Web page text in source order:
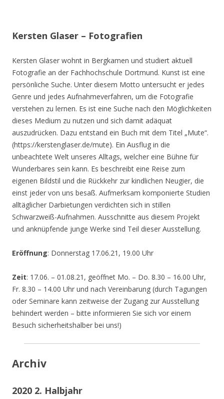
Kersten Glaser – Fotografien
Kersten Glaser wohnt in Bergkamen und studiert aktuell
Fotografie an der Fachhochschule Dortmund. Kunst ist eine
persönliche Suche. Unter diesem Motto untersucht er jedes
Genre und jedes Aufnahmeverfahren, um die Fotografie
verstehen zu lernen. Es ist eine Suche nach den Möglichkeiten
dieses Medium zu nutzen und sich damit adäquat
auszudrücken. Dazu entstand ein Buch mit dem Titel „Mute“.
(https://kerstenglaser.de/mute). Ein Ausflug in die
unbeachtete Welt unseres Alltags, welcher eine Bühne für
Wunderbares sein kann. Es beschreibt eine Reise zum
eigenen Bildstil und die Rückkehr zur kindlichen Neugier, die
einst jeder von uns besaß. Aufmerksam komponierte Studien
alltäglicher Darbietungen verdichten sich in stillen
Schwarzweiß-Aufnahmen. Ausschnitte aus diesem Projekt
und anknüpfende junge Werke sind Teil dieser Ausstellung.
Eröffnung: Donnerstag 17.06.21, 19.00 Uhr
Zeit: 17.06. – 01.08.21, geöffnet Mo. – Do. 8.30 – 16.00 Uhr,
Fr. 8.30 – 14.00 Uhr und nach Vereinbarung (durch Tagungen
oder Seminare kann zeitweise der Zugang zur Ausstellung
behindert werden – bitte informieren Sie sich vor einem
Besuch sicherheitshalber bei uns!)
Archiv
2020 2. Halbjahr